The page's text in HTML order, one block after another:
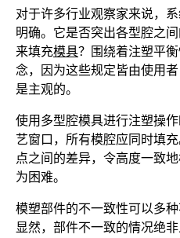
对于许多行业观察家来说，
明确。它是否突出各型腔之
来填充模具？围绕着注塑平
念，因为这些规定皆由使用
是主观的。
使用多型腔模具进行注塑操
艺窗口，所有模腔应同时填
点之间的差异，令高度一致
为困难。
模塑部件的不一致性可以多
显然，部件不一致的情况绝